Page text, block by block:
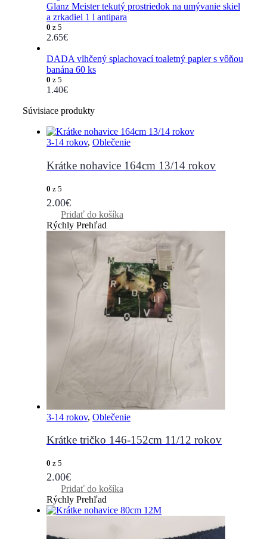
Glanz Meister tekutý prostriedok na umývanie skiel
a zrkadiel 1 l antipara
0 z 5
2.65€
DADA vlhčený splachovací toaletný papier s vôňou
banána 60 ks
0 z 5
1.40€
Súvisiace produkty
3-14 rokov, Oblečenie
Krátke nohavice 164cm 13/14 rokov
0 z 5
2.00€
Pridať do košíka
Rýchly Prehľad
3-14 rokov, Oblečenie
Krátke tričko 146-152cm 11/12 rokov
0 z 5
2.00€
Pridať do košíka
Rýchly Prehľad